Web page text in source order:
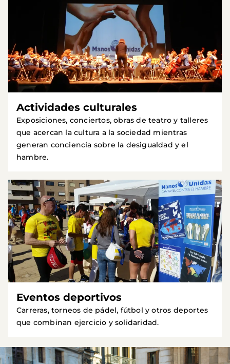
Actividades culturales
Exposiciones, conciertos, obras de teatro y talleres
que acercan la cultura a la sociedad mientras
generan conciencia sobre la desigualdad y el
hambre.
Eventos deportivos
Carreras, torneos de pádel, fútbol y otros deportes
que combinan ejercicio y solidaridad.
Imagen